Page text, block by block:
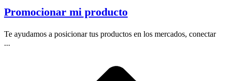
Promocionar mi producto
Te ayudamos a posicionar tus productos en los mercados, conectar
...